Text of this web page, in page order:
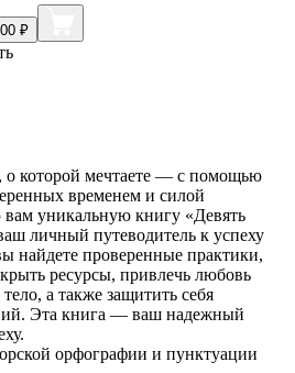
₽
о которой мечтаете — с помощью
временем и силой
уникальную книгу «Девять
личный путеводитель к успеху
найдете проверенные практики,
ресурсы, привлечь любовь
а также защитить себя
Эта книга — ваш надежный
орфографии и пунктуации